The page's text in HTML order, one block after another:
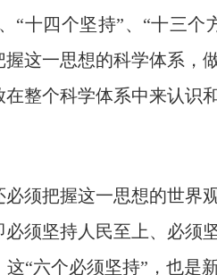
十四个坚持”、“十三个
这一思想的科学体系，
整个科学体系中来认识
须把握这一思想的世界
须坚持人民至上、必须
“六个必须坚持”，也是